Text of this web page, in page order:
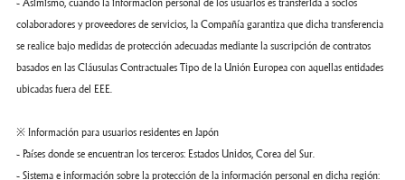
colaboradores y proveedores de servicios, la Compañía garantiza que dicha transferencia
se realice bajo medidas de protección adecuadas mediante la suscripción de contratos
basados en las Cláusulas Contractuales Tipo de la Unión Europea con aquellas entidades
ubicadas fuera del EEE.
※ Información para usuarios residentes en Japón
- Países donde se encuentran los terceros: Estados Unidos, Corea del Sur.
- Sistema e información sobre la protección de la información personal en dicha región: